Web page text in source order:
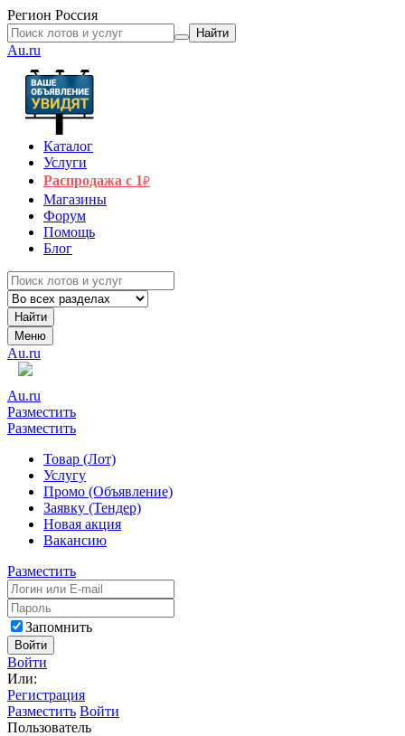
Регион Россия
Найти
Au.ru
Каталог
Услуги
Распродажа с 1₽
Магазины
Форум
Помощь
Блог
Найти
Меню
Au.ru
Au.ru
Разместить
Разместить
Товар (Лот)
Услугу
Промо (Объявление)
Заявку (Тендер)
Новая акция
Вакансию
Разместить
Запомнить
Войти
Войти
Или:
Регистрация
Разместить Войти
Пользователь